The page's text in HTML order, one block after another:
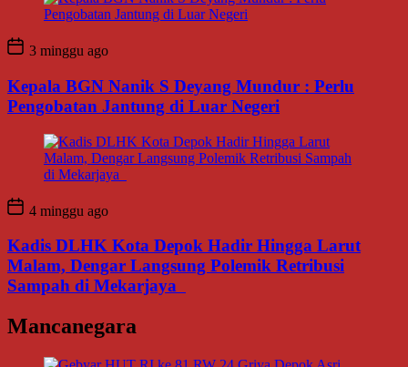
3 minggu ago
Kepala BGN Nanik S Deyang Mundur : Perlu
Pengobatan Jantung di Luar Negeri
4 minggu ago
Kadis DLHK Kota Depok Hadir Hingga Larut
Malam, Dengar Langsung Polemik Retribusi
Sampah di Mekarjaya
Mancanegara